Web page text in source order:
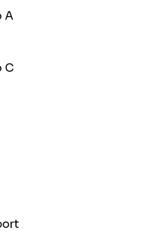
A
C